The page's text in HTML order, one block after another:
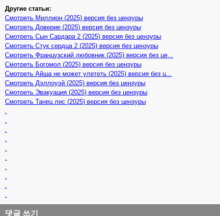
Другие статьи:
Смотреть Миллион (2025) версия без цензуры
Смотреть Доверие (2025) версия без цензуры
Смотреть Сын Сардара 2 (2025) версия без цензуры
Смотреть Стук сердца 2 (2025) версия без цензуры
Смотреть Французский любовник (2025) версия без це...
Смотреть Богомол (2025) версия без цензуры
Смотреть Айша не может улететь (2025) версия без ц...
Смотреть Дэллоуэй (2025) версия без цензуры
Смотреть Эвакуация (2025) версия без цензуры
Смотреть Танец лис (2025) версия без цензуры
.
.
.
.
.
.
.
.
.
.
댓글 쓰기